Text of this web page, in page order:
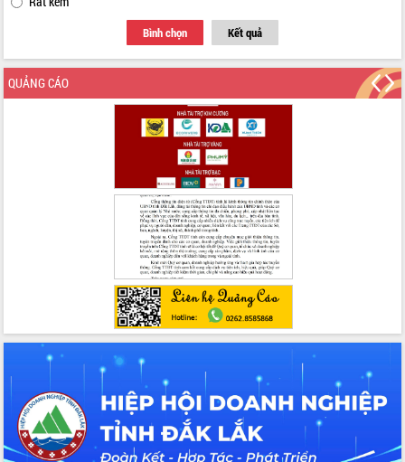
tâm đạt được mục tiêu tăng trưởng
Tổ chức trang trọng Lễ hội Đền thờ
Lương Văn Chánh năm 2026
Phó Bí thư Tỉnh ủy Đắk Lắk Đỗ Hữu
Huy giữ chức Bí thư Đảng ủy Ủy Ban
Bệnh án điện tử thúc đẩy chuyển đổi
Chuyển đổi số thư viện: Mở rộng
không gian tri thức trong thời đại số
Đánh giá, rút kinh nghiệm công tác tổ
chức diễn tập trước ngày bầu cử
Chương trình “Gặp gỡ hữu nghị –
Friendship Meeting New Year 2026”
Bầu cử Quốc hội và HĐND: Cử tri Đắk
Lắk gửi gắm niềm tin, kỳ vọng vào lá
Đắk Lắk sẵn sàng các điều kiện cho
Ngày hội bầu cử đại biểu Quốc hội
khóa XVI và HĐND các cấp nhiệm kỳ
2026-2031
Bình chọn Kết quả
QUẢNG CÁO